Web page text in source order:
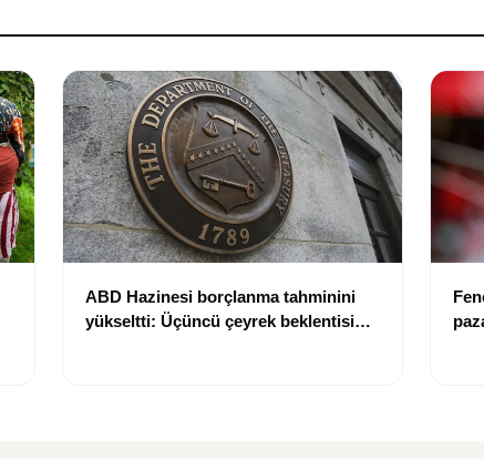
ABD Hazinesi borçlanma tahminini
yükseltti: Üçüncü çeyrek beklentisi